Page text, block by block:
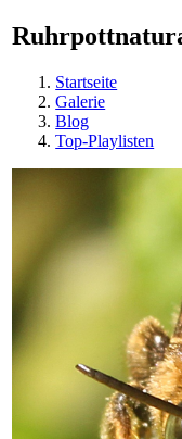
Startseite
Galerie
Blog
Top-Playlisten